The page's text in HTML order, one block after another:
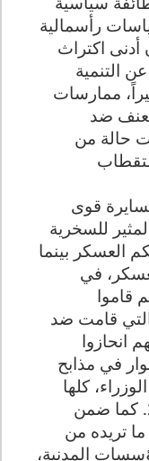
رأسمالية
أدنى اكتراث
التنمية
ممارسات
ضد
حالة من
قوى
للسخرية
العسكر بينما
في
قاموا
التي قامت ضد
انحازوا
في مذابح
كلها
وقعت بين سبتمبر وديسمبر2011. كما ضمن
تريده من
المدنية،